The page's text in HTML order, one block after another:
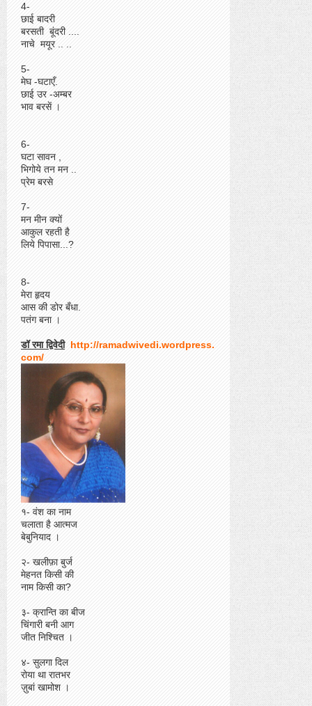
4-
छाई बादरी
बरसती बूंदरी ....
नाचे मयूर .. ..
5-
मेघ -घटाएँ.
छाई उर -अम्बर
भाव बरसें ।
6-
घटा सावन ,
भिगोये तन मन ..
प्रेम बरसे
7-
मन मीन क्यों
आकुल रहती है
लिये पिपासा...?
8-
मेरा हृदय
आस की डोर बँधा.
पतंग बना ।
डॉ रमा द्विवेदी http://ramadwivedi.wordpress.
com/
१- वंश का नाम
चलाता है आत्मज
बेबुनियाद ।
२- खलीफ़ा बुर्ज
मेहनत किसी की
नाम किसी का?
३- क्रान्ति का बीज
चिंगारी बनी आग
जीत निश्चित ।
४- सुलगा दिल
रोया था रातभर
ज़ुबां खामोश ।